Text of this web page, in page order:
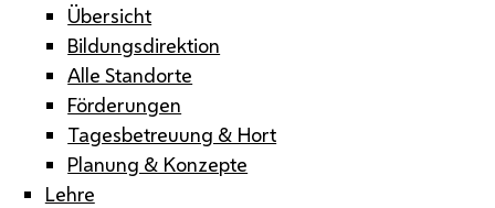
Übersicht
Bildungsdirektion
Alle Standorte
Förderungen
Tagesbetreuung & Hort
Planung & Konzepte
Lehre